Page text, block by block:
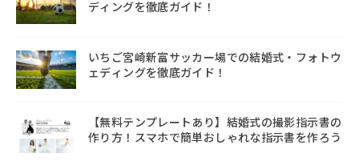
ディングを徹底ガイド！
いちご宮崎新富サッカー場での結婚式・フォトウ
ェディングを徹底ガイド！
【無料テンプレートあり】結婚式の撮影指示書の
作り方！スマホで簡単おしゃれな指示書を作ろう